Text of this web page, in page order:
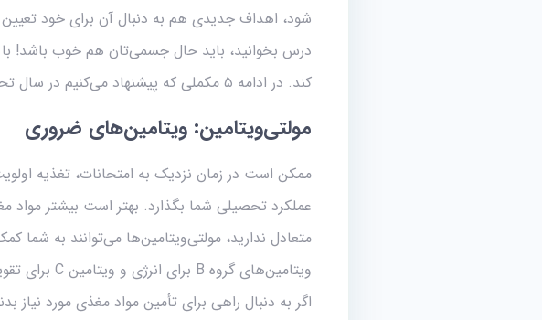
شود، اهداف جدیدی هم به دنبال آن برای خود
درس بخوانید، باید حال جسمی‌تان هم خوب باشد!
کند. در ادامه ۵ مکملی که پیشنهاد می‌کنیم در سال تحصیلی با خود داشته باشید را معرفی می‌کنیم.
مولتی‌ویتامین: ویتامین‌های ضروری
ممکن است در زمان نزدیک به امتحانات، تغذیه
عملکرد تحصیلی شما بگذارد. بهتر است بیشتر مواد
ویتامین‌های گروه B برای انرژی و ویتامین C برای تقویت سیستم ایمنی را به دست آورید.
اگر به دنبال راهی برای تأمین مواد مغذی مورد